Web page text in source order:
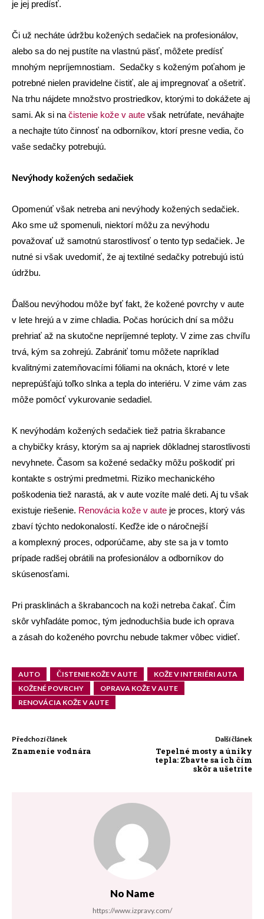
je jej predísť.
Či už necháte údržbu kožených sedačiek na profesionálov,
alebo sa do nej pustíte na vlastnú päsť, môžete predísť
mnohým nepríjemnostiam. Sedačky s koženým poťahom je
potrebné nielen pravidelne čistiť, ale aj impregnovať a ošetriť.
Na trhu nájdete množstvo prostriedkov, ktorými to dokážete aj
sami. Ak si na čistenie kože v aute však netrúfate, neváhajte
a nechajte túto činnosť na odborníkov, ktorí presne vedia, čo
vaše sedačky potrebujú.
Nevýhody kožených sedačiek
Opomenúť však netreba ani nevýhody kožených sedačiek.
Ako sme už spomenuli, niektorí môžu za nevýhodu
považovať už samotnú starostlivosť o tento typ sedačiek. Je
nutné si však uvedomiť, že aj textilné sedačky potrebujú istú
údržbu.
Ďalšou nevýhodou môže byť fakt, že kožené povrchy v aute
v lete hrejú a v zime chladia. Počas horúcich dní sa môžu
prehriať až na skutočne nepríjemné teploty. V zime zas chvíľu
trvá, kým sa zohrejú. Zabrániť tomu môžete napríklad
kvalitnými zatemňovacími fóliami na oknách, ktoré v lete
neprepúšťajú toľko slnka a tepla do interiéru. V zime vám zas
môže pomôcť vykurovanie sedadiel.
K nevýhodám kožených sedačiek tiež patria škrabance
a chybičky krásy, ktorým sa aj napriek dôkladnej starostlivosti
nevyhnete. Časom sa kožené sedačky môžu poškodiť pri
kontakte s ostrými predmetmi. Riziko mechanického
poškodenia tiež narastá, ak v aute vozíte malé deti. Aj tu však
existuje riešenie. Renovácia kože v aute je proces, ktorý vás
zbaví týchto nedokonalostí. Keďže ide o náročnejší
a komplexný proces, odporúčame, aby ste sa ja v tomto
prípade radšej obrátili na profesionálov a odborníkov do
skúsenosťami.
Pri prasklinách a škrabancoch na koži netreba čakať. Čím
skôr vyhľadáte pomoc, tým jednoduchšia bude ich oprava
a zásah do koženého povrchu nebude takmer vôbec vidieť.
AUTO ČISTENIE KOŽE V AUTE
KOŽE V INTERIÉRI AUTA
KOŽENÉ POVRCHY
OPRAVA KOŽE V AUTE
RENOVÁCIA KOŽE V AUTE
Předchozí článek
Znamenie vodnára
Další článek
Tepelné mosty a úniky
tepla: Zbavte sa ich čím
skôr a ušetrite
No Name
https://www.izpravy.com/